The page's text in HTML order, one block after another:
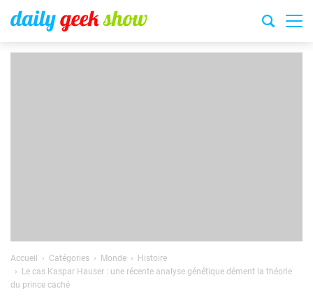
Accueil Catégories Monde
Histoire
Le cas Kaspar Hauser : une récente analyse génétique dément la théorie
du prince caché